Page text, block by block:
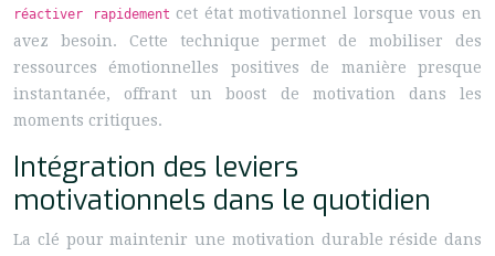
réactiver rapidement cet état motivationnel lorsque vous en
avez besoin. Cette technique permet de mobiliser des
ressources émotionnelles positives de manière presque
instantanée, offrant un boost de motivation dans les
moments critiques.
Intégration des leviers
motivationnels dans le quotidien
La clé pour maintenir une motivation durable réside dans